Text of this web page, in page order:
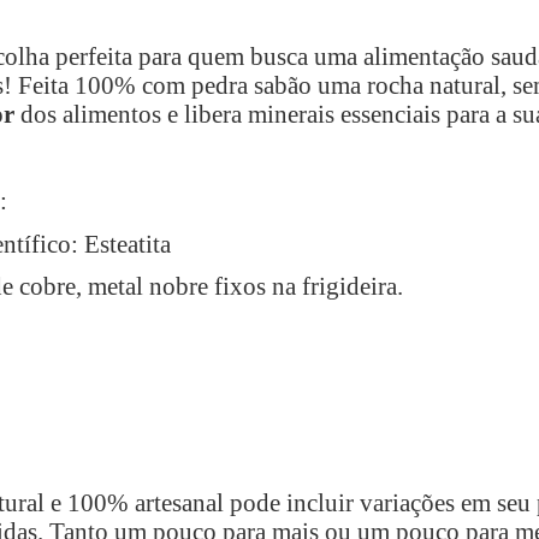
perfeita para quem busca uma alimentação
100% com pedra sabão uma rocha natural,
dos alimentos e libera minerais essenciais para a
:
Esteatita
cobre, metal nobre fixos na frigideira.
e 100% artesanal pode incluir variações em seu
Tanto um pouco para mais ou um pouco para